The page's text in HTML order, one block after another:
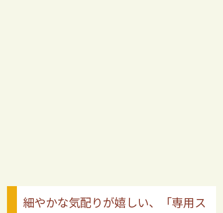
細やかな気配りが嬉しい、「専用ス